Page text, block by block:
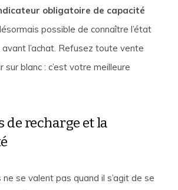
obligatoire de capacité
possible de connaître l’état
l’achat. Refusez toute vente
sur blanc : c’est votre meilleure
de recharge et la
ne se valent pas quand il s’agit de se